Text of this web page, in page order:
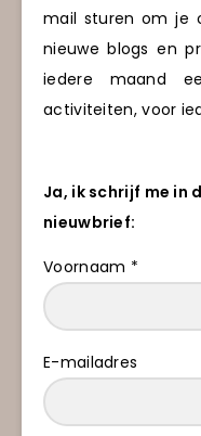
mail sturen om je
nieuwe blogs en
iedere maand
activiteiten, voor
Ja, ik schrijf me in
nieuwbrief:
Voornaam *
E-mailadres